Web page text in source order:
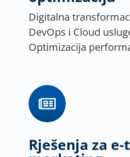
Digitalna
DevOps i Cloud
Optimizacija
Rješenja za